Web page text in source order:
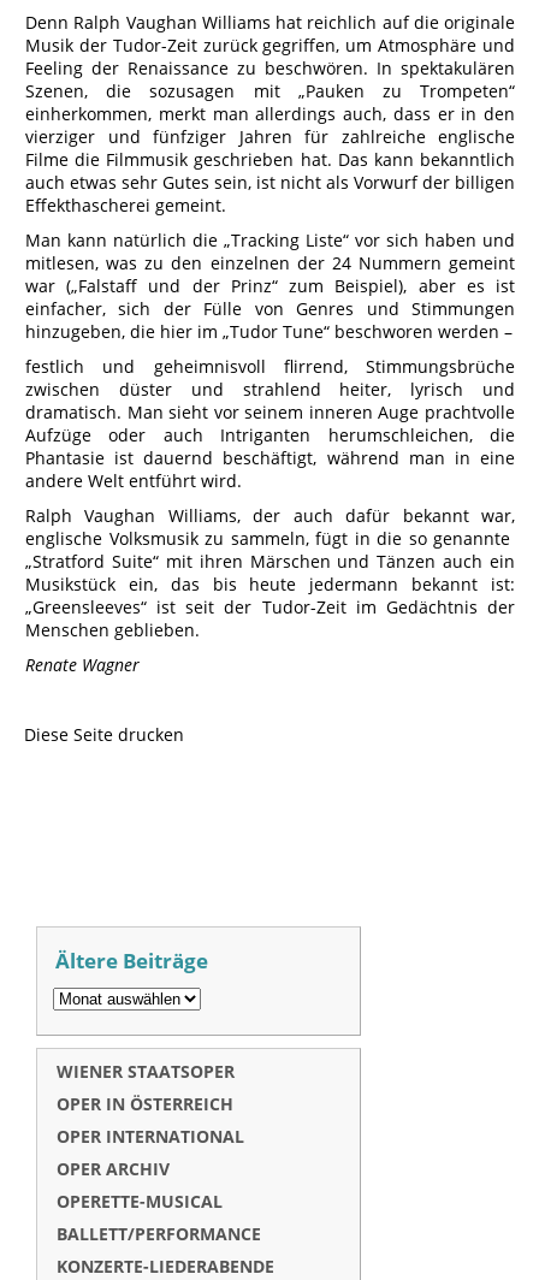
Denn Ralph Vaughan Williams hat reichlich auf die originale
Musik der Tudor-Zeit zurück gegriffen, um Atmosphäre und
Feeling der Renaissance zu beschwören. In spektakulären
Szenen, die sozusagen mit „Pauken zu Trompeten“
einherkommen, merkt man allerdings auch, dass er in den
vierziger und fünfziger Jahren für zahlreiche englische
Filme die Filmmusik geschrieben hat. Das kann bekanntlich
auch etwas sehr Gutes sein, ist nicht als Vorwurf der billigen
Effekthascherei gemeint.
Man kann natürlich die „Tracking Liste“ vor sich haben und
mitlesen, was zu den einzelnen der 24 Nummern gemeint
war („Falstaff und der Prinz“ zum Beispiel), aber es ist
einfacher, sich der Fülle von Genres und Stimmungen
hinzugeben, die hier im „Tudor Tune“ beschworen werden –
festlich und geheimnisvoll flirrend, Stimmungsbrüche
zwischen düster und strahlend heiter, lyrisch und
dramatisch. Man sieht vor seinem inneren Auge prachtvolle
Aufzüge oder auch Intriganten herumschleichen, die
Phantasie ist dauernd beschäftigt, während man in eine
andere Welt entführt wird.
Ralph Vaughan Williams, der auch dafür bekannt war,
englische Volksmusik zu sammeln, fügt in die so genannte
„Stratford Suite“ mit ihren Märschen und Tänzen auch ein
Musikstück ein, das bis heute jedermann bekannt ist:
„Greensleeves“ ist seit der Tudor-Zeit im Gedächtnis der
Menschen geblieben.
Renate Wagner
Diese Seite drucken
Ältere Beiträge
WIENER STAATSOPER
OPER IN ÖSTERREICH
OPER INTERNATIONAL
OPER ARCHIV
OPERETTE-MUSICAL
BALLETT/PERFORMANCE
KONZERTE-LIEDERABENDE